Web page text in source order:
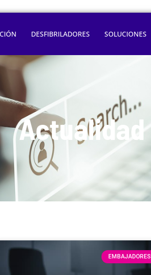
DESFIBRILADORES SOLUCIONES
Actualidad
EMBAJADORES